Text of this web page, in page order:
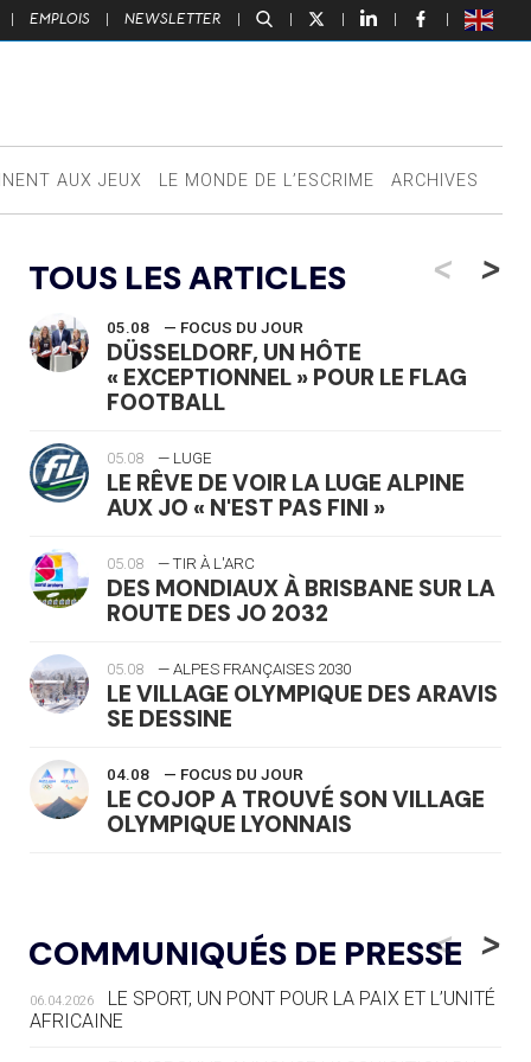
| EMPLOIS | NEWSLETTER | | | | |
AUX JEUX LE MONDE DE L’ESCRIME ARCHIVES
TOUS LES ARTICLES <
05.08 — FOCUS DU JOUR
DÜSSELDORF, UN HÔTE
« EXCEPTIONNEL » POUR LE FLAG
FOOTBALL
05.08 — LUGE
LE RÊVE DE VOIR LA LUGE ALPINE
AUX JO « N'EST PAS FINI »
05.08 — TIR À L'ARC
DES MONDIAUX À BRISBANE SUR LA
ROUTE DES JO 2032
05.08 — ALPES FRANÇAISES 2030
LE VILLAGE OLYMPIQUE DES ARAVIS
SE DESSINE
04.08 — FOCUS DU JOUR
LE COJOP A TROUVÉ SON VILLAGE
OLYMPIQUE LYONNAIS
« L'ALLEMAGNE PEUT DÉMONTRER
COMMENT ORGANISER DES JO
RESPONSABLES »
04.08
>
COMMUNIQUÉS DE PRESSE
<
06.04.2026
LE SPORT, UN PONT POUR LA PAIX ET L’UNITÉ
AFRICAINE
>